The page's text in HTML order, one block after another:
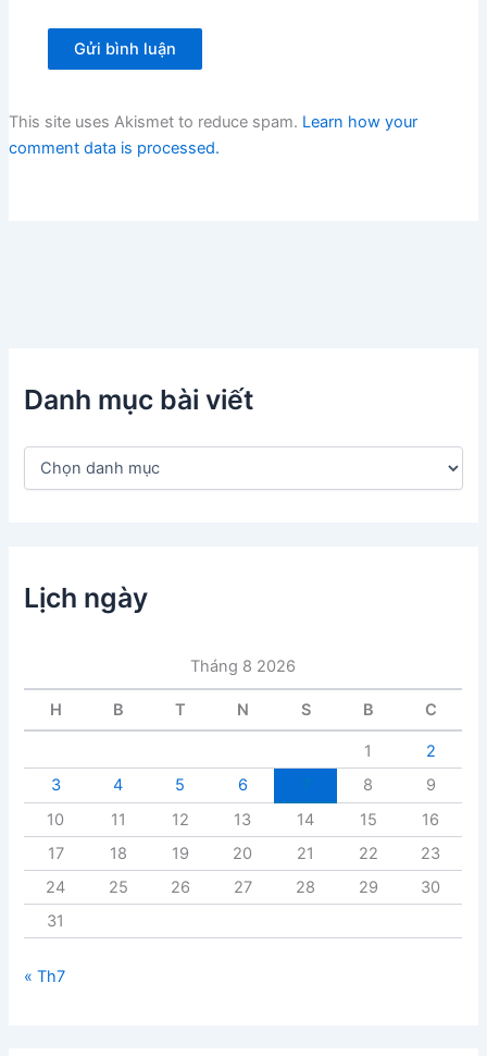
This site uses Akismet to reduce spam. Learn how your
comment data is processed.
Danh mục bài viết
c
b
i
Lịch ngày
Tháng 8 2026
H B T N S B C
1
2
3
4 5 6 8
9
10
11 12 13 14 15
16
17
18 19 20 21 22
23
24
25 26 27 28 29
30
31
« Th7